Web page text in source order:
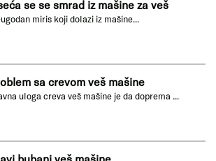
se se smrad iz mašine za veš
miris koji dolazi iz mašine...
sa crevom veš mašine
uloga creva veš mašine je da doprema ...